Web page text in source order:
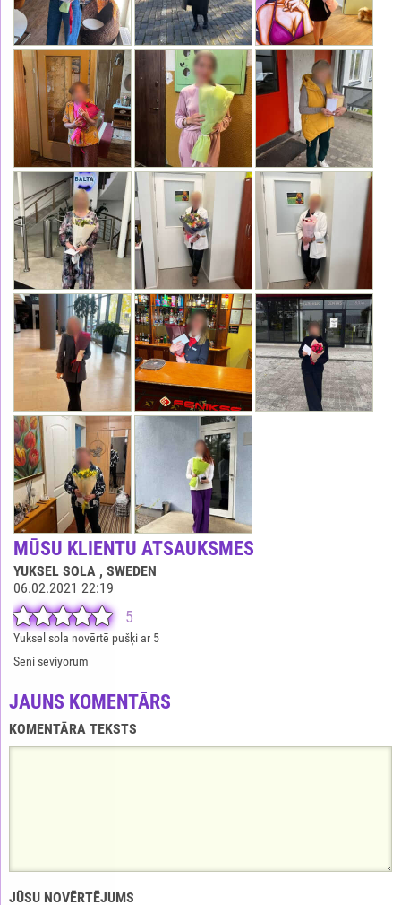
MŪSU KLIENTU ATSAUKSMES
YUKSEL SOLA , SWEDEN
06.02.2021 22:19
5
Yuksel sola novērtē pušķi ar 5
Seni seviyorum
JAUNS KOMENTĀRS
KOMENTĀRA TEKSTS
JŪSU NOVĒRTĒJUMS